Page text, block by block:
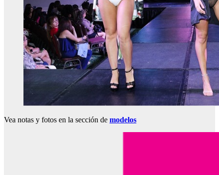
Vea notas y fotos en la sección de modelos